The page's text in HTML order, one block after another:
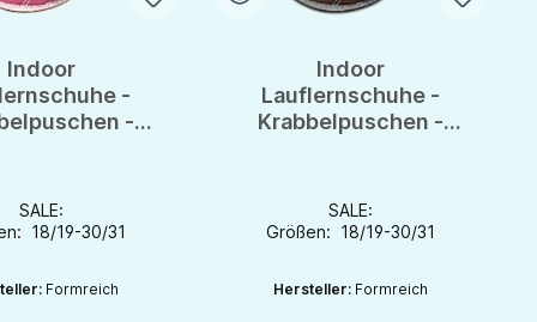
Indoor
-
-
SALE:
18/19-30/31
Formreich
Indoor
Lauflernschuhe -
Krabbelpuschen -
SALE:
Größen: 18/19-30/31
Hersteller: Formreich